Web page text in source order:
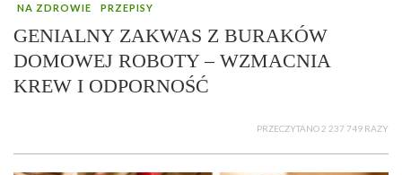
NA ZDROWIE PRZEPISY
GENIALNY ZAKWAS Z BURAKÓW
DOMOWEJ ROBOTY – WZMACNIA
KREW I ODPORNOŚĆ
PRZECZYTANO 2 237 749 RAZY